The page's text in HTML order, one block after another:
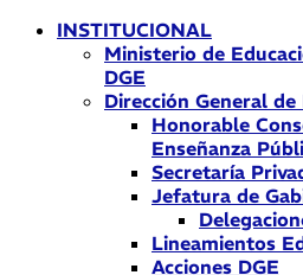
INSTITUCIONAL
Ministerio de
DGE
Dirección General de
Honorable
Enseñanza
Secretaría
Jefatura de
Lineamientos
Acciones DGE